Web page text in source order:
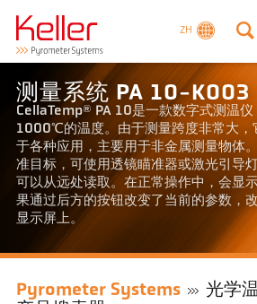
ZH
测量系统 PA 10-K003
CellaTemp® PA 10是一款数字式测温仪
1000℃的温度。由于测量跨度非常大，
于各种应用，主要用于非金属测量物体
准目标，可使用透镜瞄准器或激光引导
可以从远处读取。在正常操作中，会显
果通过后方的按钮改变了当前的参数，
显示屏上。
Pyrometer Systems
光学